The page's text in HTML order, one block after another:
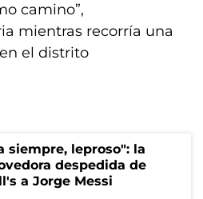
camino”,
mientras recorría una
el distrito
siempre, leproso": la
despedida de
a Jorge Messi